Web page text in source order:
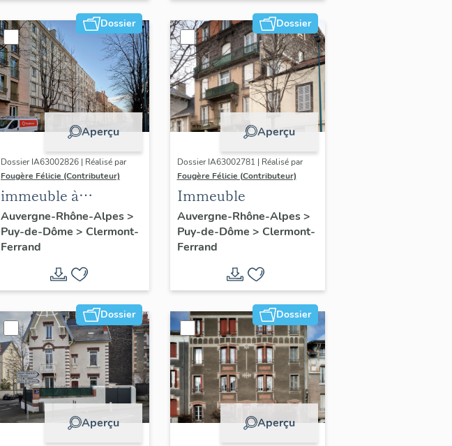
Dossier
Aperçu
Dossier IA63002826 | Réalisé par
Fougère Félicie (Contributeur)
immeuble à
logements
économiques et
familiaux, dit HLM
Glangeaud
Auvergne-Rhône-Alpes>
Puy-de-Dôme > Clermont-
Ferrand
Dossier
Aperçu
Dossier IA63002781 | Réalisé par
Fougère Félicie (Contributeur)
Immeuble
Auvergne-Rhône-Alpes>
Puy-de-Dôme > Clermont-
Ferrand
Dossier
Aperçu
Dossier
Aperçu